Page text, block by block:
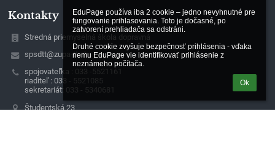
EduPage používa iba 2 cookie – jedno nevyhnutné pre
fungovanie prihlasovania. Toto je dočasné, po
zatvorení prehliadača sa odstráni.
Druhé cookie zvyšuje bezpečnosť prihlásenia - vďaka
nemu EduPage vie identifikovať prihlásenie z
neznámeho počítača.
Ok
Kontakty
Stredná priemyselná škola dopravná
spsdtt@zupa-tt.sk
spojovateľka : 033 -5521161
riaditeľ : 033 - 5521085
sekretariát: 033 - 5340681
Študentská 23